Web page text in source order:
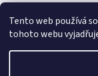
Tento web používá
tohoto webu